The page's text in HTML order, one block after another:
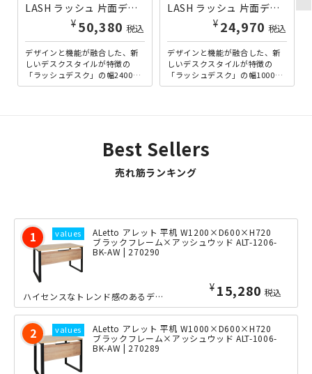
LASH ラッシュ 片面デスクラッシュレッグタイプ W2400×D600×H720 ダークアッシュ×ブラック SM-RD2406S-B-DA | 837463
¥ 50,380 税込
デザインと機能が融合した、新
しいデスクスタイルが特徴の
「ラッシュデスク」の幅2400×
奥行600mmタイプ。手前側に美
LASH ラッシュ 片面デスク ラッシュレッグタイプ W1000×D600×H720 ダークアッシュ×ブラック SM-RD1006S-B-DA | 837099
¥ 24,970 税込
デザインと機能が融合した、新
しいデスクスタイルが特徴の
「ラッシュデスク」の幅1000×
奥行600mmタイプ。手前側に美
Best Sellers
売れ筋ランキング
ALetto アレット 平机 W1200×D600×H720
ブラックフレーム×アッシュウッド ALT-1206-
BK-AW | 270290
¥ 15,280 税込
ハイセンスなトレンド感のあるデザインを目指した「ALetto（アレット）」シリー...
ALetto アレット 平机 W1000×D600×H720
ブラックフレーム×アッシュウッド ALT-1006-
BK-AW | 270289